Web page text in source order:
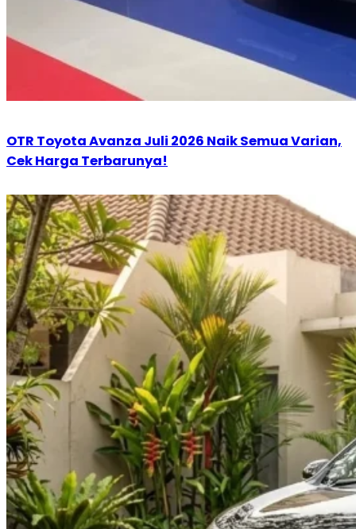
OTR Toyota Avanza Juli 2026 Naik Semua Varian,
Cek Harga Terbarunya!